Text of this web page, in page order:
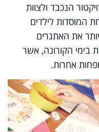
הנכבד ולצוות
המוסדות לילדים
את האתגרים
הקורונה, אשר
אחרות.